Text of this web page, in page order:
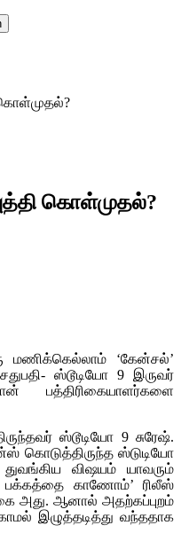
கொள்முதல்?
கொள்முதல்?
மணிக்கெல்லாம் ‘கேன்சல்’
ஸ்டூடியோ 9 இருவர்
பத்திரிகையாளர்களை
ஸ்டூடியோ 9 சுரேஷ்.
கொடுத்திருந்த ஸ்டுடியோ
விஷயம் யாவரும்
பக்கத்தை காணோம்’ ரிலீஸ்
அது. ஆனால் அதற்கப்புறம்
இழுத்தடித்து வந்ததாக